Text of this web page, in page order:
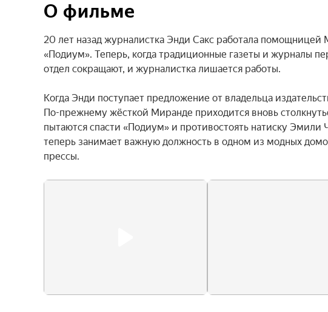
О фильме
20 лет назад журналистка Энди Сакс работала
«Подиум». Теперь, когда традиционные газеты и журналы
отдел сокращают, и журналистка лишается работы.
Когда Энди поступает предложение от владельца
По-прежнему жёсткой Миранде приходится вновь
пытаются спасти «Подиум» и противостоять натиску
теперь занимает важную должность в одном из модных
прессы.